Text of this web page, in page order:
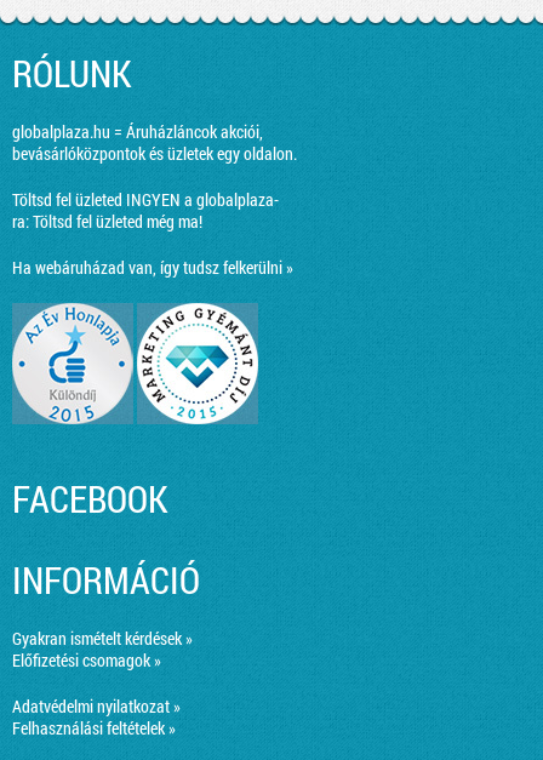
RÓLUNK
globalplaza.hu = Áruházláncok akciói,
bevásárlóközpontok és üzletek egy oldalon.
Töltsd fel üzleted INGYEN a globalplaza-
ra:Töltsd fel üzleted még ma!
Ha webáruházad van, így tudsz felkerülni »
FACEBOOK
INFORMÁCIÓ
Gyakran ismételt kérdések »
Előfizetési csomagok »
Adatvédelmi nyilatkozat »
Felhasználási feltételek »